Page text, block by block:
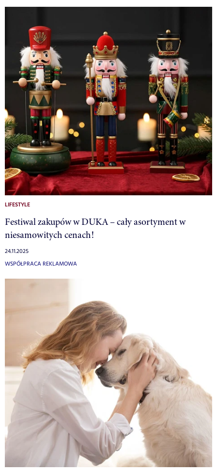
LIFESTYLE
Festiwal zakupów w DUKA – cały asortyment w
niesamowitych cenach!
24.11.2025
WSPÓŁPRACA REKLAMOWA